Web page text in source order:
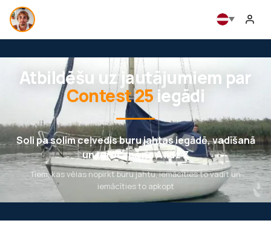
Atbildēšu uz jautājumiem par
Contest 25 iegādi
Soli pa solim ceļvedis buru jahtas iegādē, vadīšanā
un turēšanā no A līdz Z
Tiem, kas vēlas nopirkt buru jahtu, iemācīties to vadīt un
iemācīties to apkopt